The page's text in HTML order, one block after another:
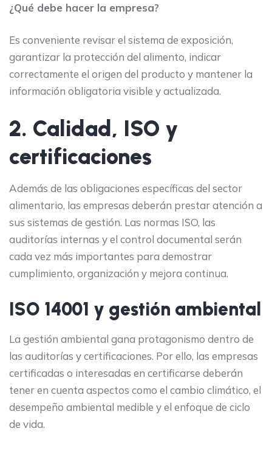
¿Qué debe hacer la empresa?
Es conveniente revisar el sistema de exposición,
garantizar la protección del alimento, indicar
correctamente el origen del producto y mantener la
información obligatoria visible y actualizada.
2. Calidad, ISO y
certificaciones
Además de las obligaciones específicas del sector
alimentario, las empresas deberán prestar atención a
sus sistemas de gestión. Las normas ISO, las
auditorías internas y el control documental serán
cada vez más importantes para demostrar
cumplimiento, organización y mejora continua.
ISO 14001 y gestión ambiental
La gestión ambiental gana protagonismo dentro de
las auditorías y certificaciones. Por ello, las empresas
certificadas o interesadas en certificarse deberán
tener en cuenta aspectos como el cambio climático, el
desempeño ambiental medible y el enfoque de ciclo
de vida.